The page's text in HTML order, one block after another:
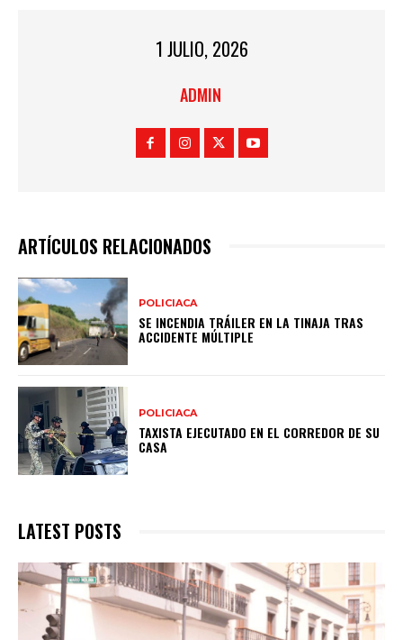
1 JULIO, 2026
ADMIN
ARTÍCULOS RELACIONADOS
POLICIACA
SE INCENDIA TRÁILER EN LA TINAJA TRAS
ACCIDENTE MÚLTIPLE
POLICIACA
TAXISTA EJECUTADO EN EL CORREDOR DE SU
CASA
LATEST POSTS